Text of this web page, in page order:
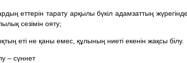
еттерін тарату арқылы бүкіл адамзаттың
сезімін ояту;
еті не қаны емес, құлының ниеті екенін жақсы білу.
– сүннет